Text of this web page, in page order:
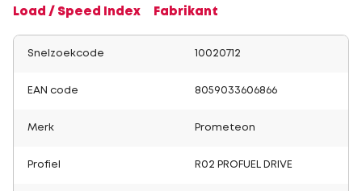
Load / Speed Index
Fabrikant
Snelzoekcode 10020712
EAN code 8059033606866
Merk Prometeon
Profiel R02 PROFUEL DRIVE